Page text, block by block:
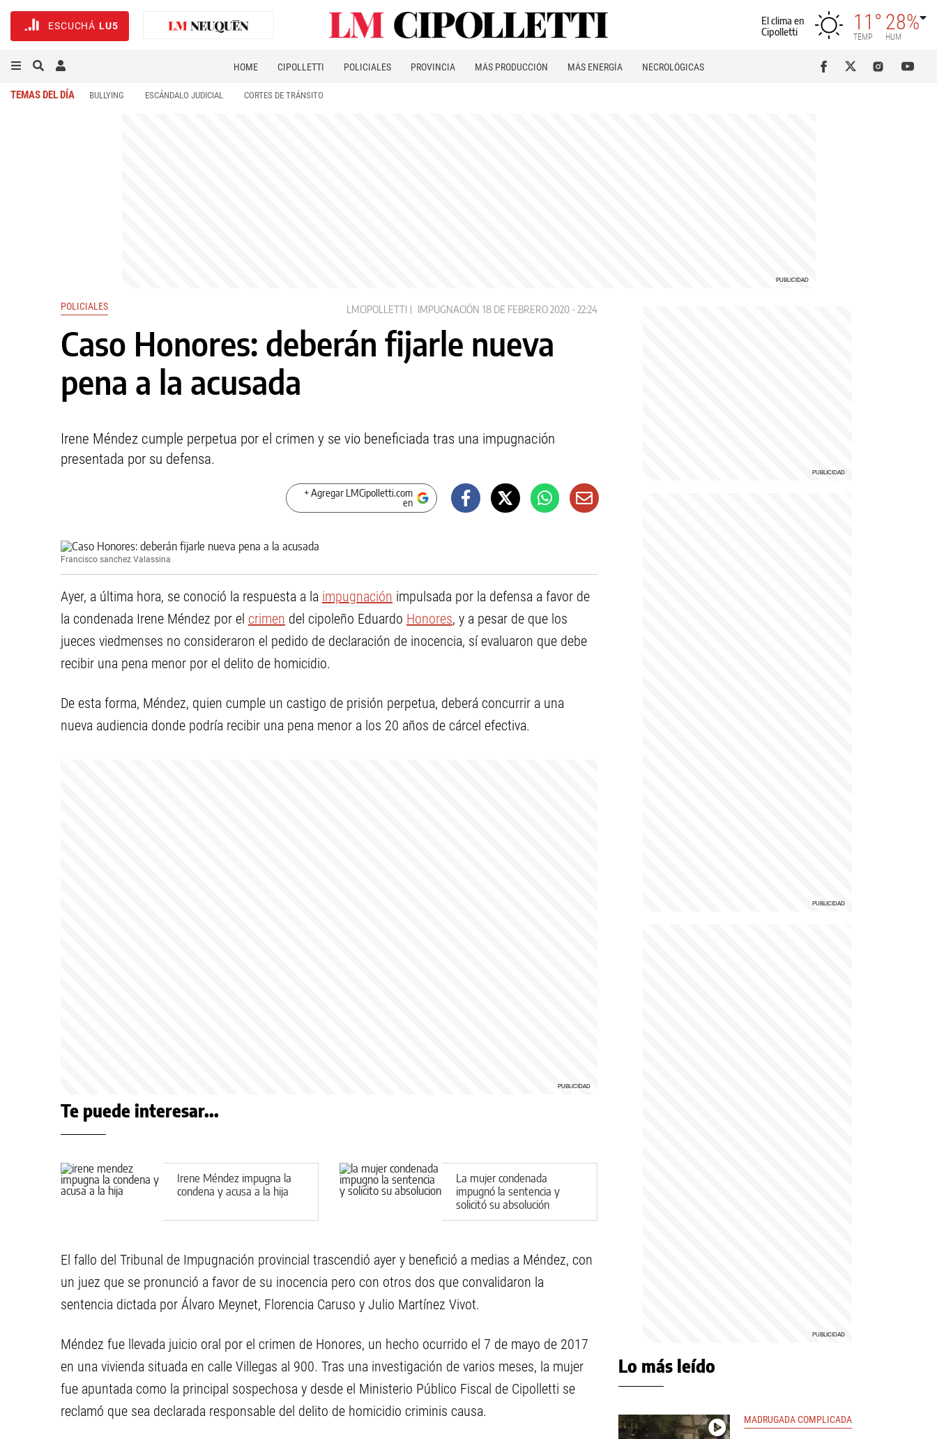
ESCUCHÁ LU5
El clima en
Cipolletti
11°
TEMP
28%
HUM
HOME CIPOLLETTI POLICIALES PROVINCIA MÁS PRODUCCIÓN MÁS ENERGÍA NECROLÓGICAS
TEMAS DEL DÍA BULLYING ESCÁNDALO JUDICIAL CORTES DE TRÁNSITO
POLICIALES LMCIPOLLETTI IMPUGNACIÓN 18 DE FEBRERO 2020 - 22:24
Caso Honores: deberán fijarle nueva
pena a la acusada
Irene Méndez cumple perpetua por el crimen y se vio beneficiada tras una impugnación
presentada por su defensa.
+ Agregar LMCipolletti.com
en
Francisco sanchez Valassina
Ayer, a última hora, se conoció la respuesta a la impugnación impulsada por la defensa a favor de
la condenada Irene Méndez por el crimen del cipoleño Eduardo Honores, y a pesar de que los
jueces viedmenses no consideraron el pedido de declaración de inocencia, sí evaluaron que debe
recibir una pena menor por el delito de homicidio.
De esta forma, Méndez, quien cumple un castigo de prisión perpetua, deberá concurrir a una
nueva audiencia donde podría recibir una pena menor a los 20 años de cárcel efectiva.
Te puede interesar...
Irene Méndez impugna la
condena y acusa a la hija
La mujer condenada
impugnó la sentencia y
solicitó su absolución
El fallo del Tribunal de Impugnación provincial trascendió ayer y benefició a medias a Méndez, con
un juez que se pronunció a favor de su inocencia pero con otros dos que convalidaron la
sentencia dictada por Álvaro Meynet, Florencia Caruso y Julio Martínez Vivot.
Méndez fue llevada juicio oral por el crimen de Honores, un hecho ocurrido el 7 de mayo de 2017
en una vivienda situada en calle Villegas al 900. Tras una investigación de varios meses, la mujer
fue apuntada como la principal sospechosa y desde el Ministerio Público Fiscal de Cipolletti se
reclamó que sea declarada responsable del delito de homicidio criminis causa.
Lo más leído
MADRUGADA COMPLICADA